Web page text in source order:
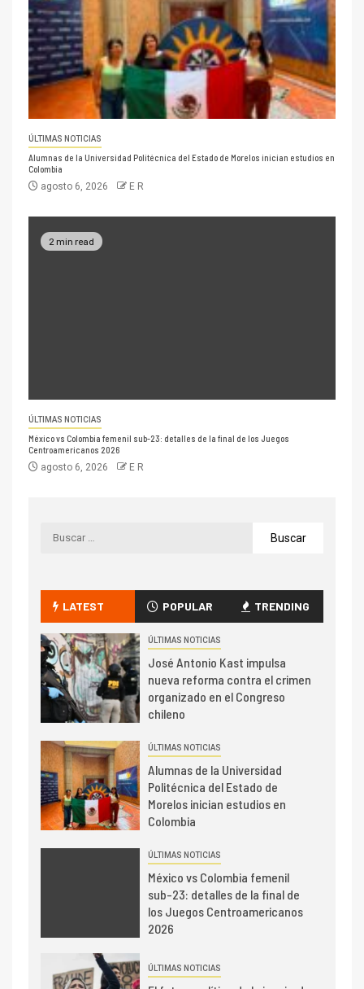
ÚLTIMAS NOTICIAS
Alumnas de la Universidad Politécnica del Estado de Morelos inician estudios en
Colombia
agosto 6, 2026 E R
2 min read
ÚLTIMAS NOTICIAS
México vs Colombia femenil sub-23: detalles de la final de los Juegos
Centroamericanos 2026
agosto 6, 2026 E R
LATEST POPULAR TRENDING
ÚLTIMAS NOTICIAS
José Antonio Kast impulsa
nueva reforma contra el crimen
organizado en el Congreso
chileno
ÚLTIMAS NOTICIAS
Alumnas de la Universidad
Politécnica del Estado de
Morelos inician estudios en
Colombia
ÚLTIMAS NOTICIAS
México vs Colombia femenil
sub-23: detalles de la final de
los Juegos Centroamericanos
2026
ÚLTIMAS NOTICIAS